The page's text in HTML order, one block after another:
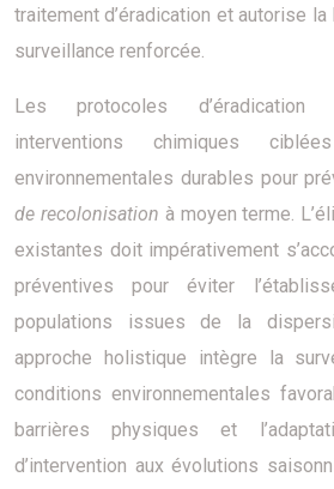
traitement d’éradication et autorise
surveillance renforcée.
Les protocoles d’éradication
interventions chimiques
environnementales durables pour
de recolonisation à moyen terme.
existantes doit impérativement
préventives pour éviter
populations issues de la
approche holistique intègre la
conditions environnementales
barrières physiques et
d’intervention aux évolutions